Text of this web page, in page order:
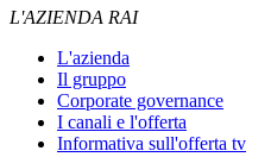
L'AZIENDA RAI
L'azienda
Il gruppo
Corporate governance
I canali e l'offerta
Informativa sull'offerta tv